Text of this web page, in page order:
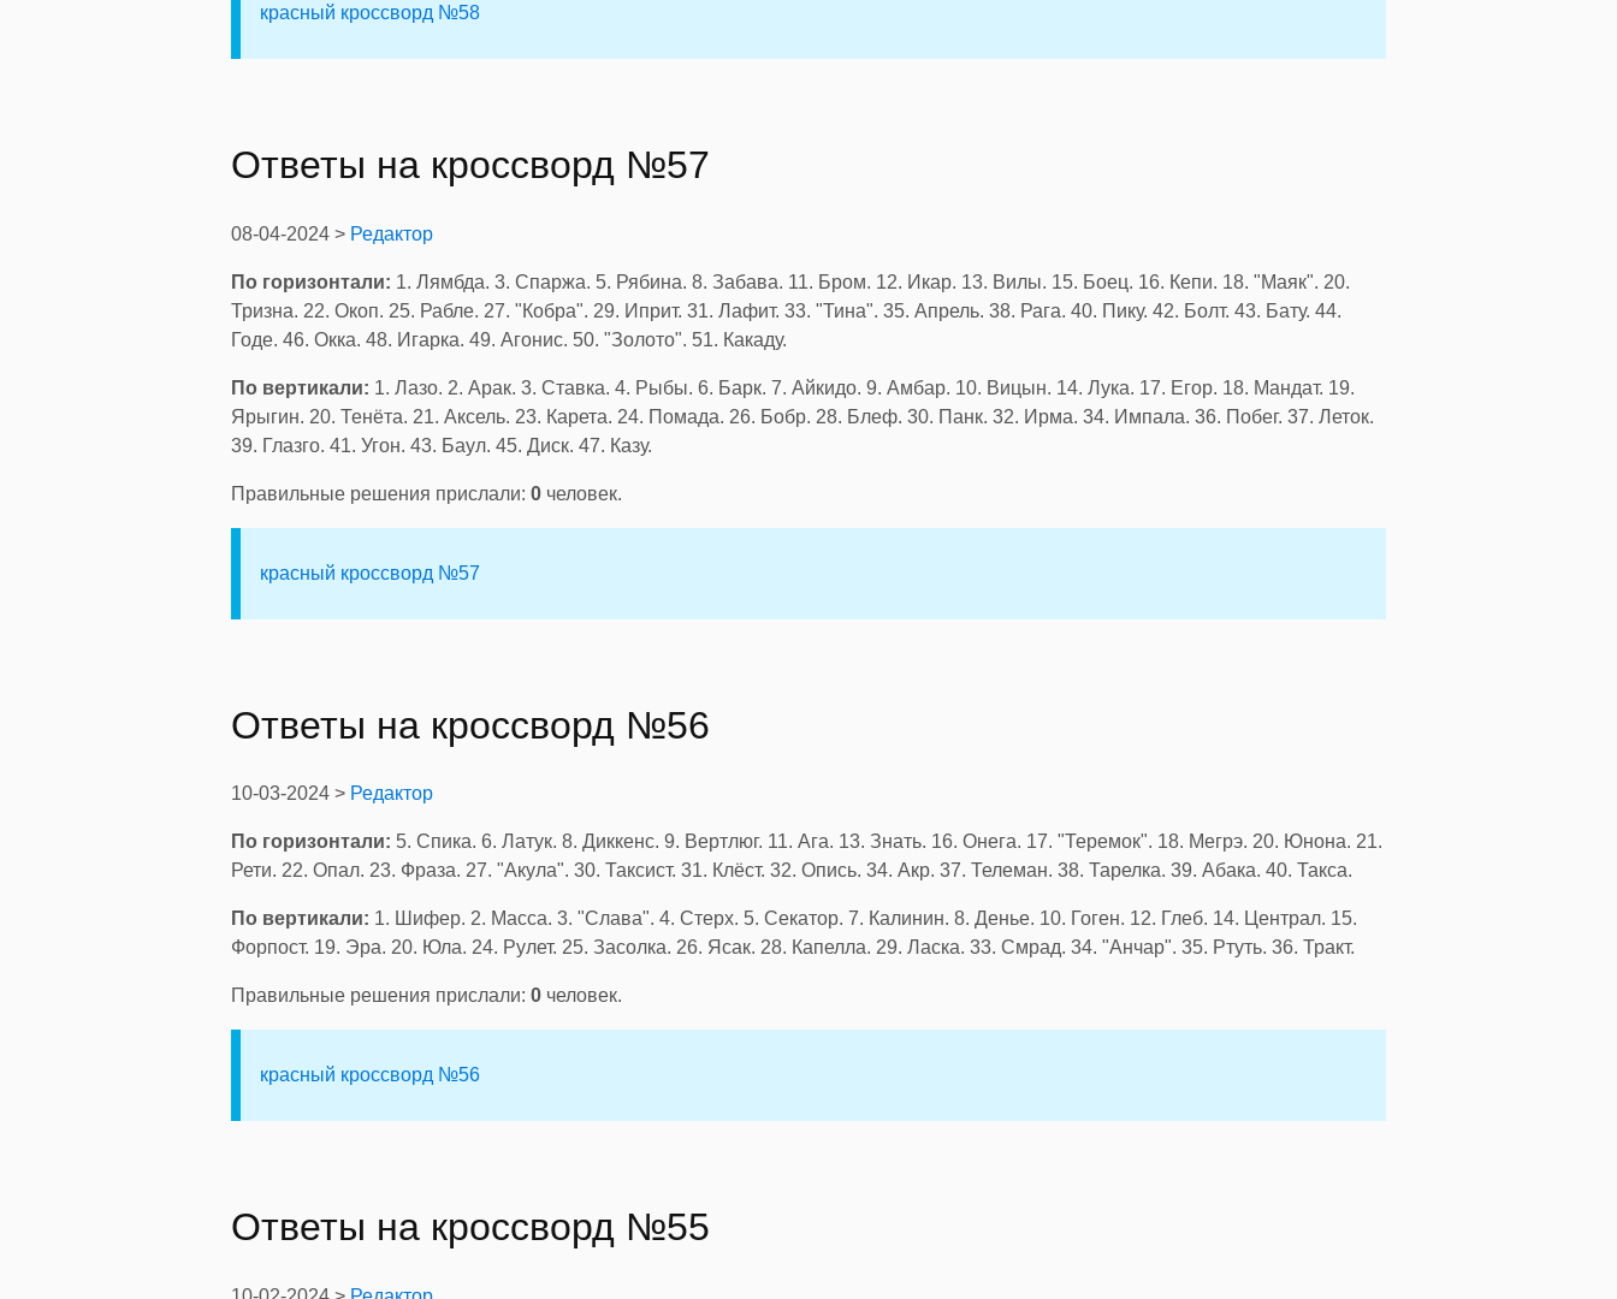
красный кроссворд №58
Ответы на кроссворд №57
08-04-2024 > Редактор
По горизонтали: 1. Лямбда. 3. Спаржа. 5. Рябина. 8. Забава. 11. Бром. 12. Икар. 13. Вилы. 15. Боец. 16. Кепи. 18. "Маяк". 20.
Тризна. 22. Окоп. 25. Рабле. 27. "Кобра". 29. Иприт. 31. Лафит. 33. "Тина". 35. Апрель. 38. Рага. 40. Пику. 42. Болт. 43. Бату. 44.
Годе. 46. Окка. 48. Игарка. 49. Агонис. 50. "Золото". 51. Какаду.
По вертикали: 1. Лазо. 2. Арак. 3. Ставка. 4. Рыбы. 6. Барк. 7. Айкидо. 9. Амбар. 10. Вицын. 14. Лука. 17. Егор. 18. Мандат. 19.
Ярыгин. 20. Тенёта. 21. Аксель. 23. Карета. 24. Помада. 26. Бобр. 28. Блеф. 30. Панк. 32. Ирма. 34. Импала. 36. Побег. 37. Леток.
39. Глазго. 41. Угон. 43. Баул. 45. Диск. 47. Казу.
Правильные решения прислали: 0 человек.
красный кроссворд №57
Ответы на кроссворд №56
10-03-2024 > Редактор
По горизонтали: 5. Спика. 6. Латук. 8. Диккенс. 9. Вертлюг. 11. Ага. 13. Знать. 16. Онега. 17. "Теремок". 18. Мегрэ. 20. Юнона. 21.
Рети. 22. Опал. 23. Фраза. 27. "Акула". 30. Таксист. 31. Клёст. 32. Опись. 34. Акр. 37. Телеман. 38. Тарелка. 39. Абака. 40. Такса.
По вертикали: 1. Шифер. 2. Масса. 3. "Слава". 4. Стерх. 5. Секатор. 7. Калинин. 8. Денье. 10. Гоген. 12. Глеб. 14. Централ. 15.
Форпост. 19. Эра. 20. Юла. 24. Рулет. 25. Засолка. 26. Ясак. 28. Капелла. 29. Ласка. 33. Смрад. 34. "Анчар". 35. Ртуть. 36. Тракт.
Правильные решения прислали: 0 человек.
красный кроссворд №56
Ответы на кроссворд №55